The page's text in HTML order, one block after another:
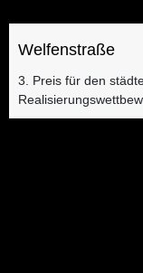
Welfenstraße
3. Preis für den